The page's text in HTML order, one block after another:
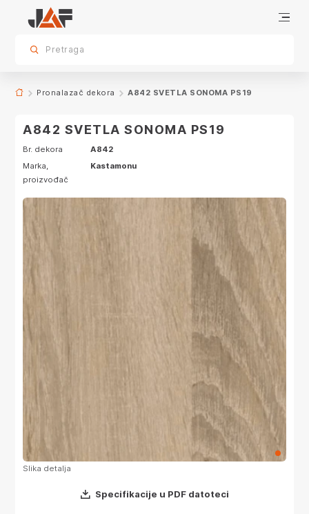
sr.skip-to.main-content
sr.skip-to.table-of-contents
sr.skip-to.main-navigation
Proizvodi sa ovim dekorom
Pretraga
Pronalazač dekora A842 SVETLA SONOMA PS19
A842 SVETLA SONOMA PS19
Br. dekora
A842
Marka,
proizvođač
Kastamonu
Slika detalja
Specifikacije u PDF datoteci